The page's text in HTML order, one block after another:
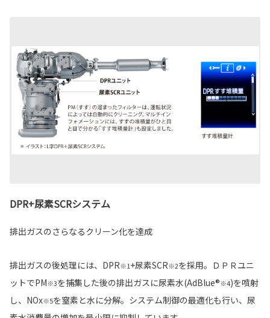
DPR+尿素SCRシステム
排出ガスのさらなるクリーン化を達成
排出ガスの後処理には、DPR※1+尿素SCR※2を採用。ＤＰＲユニ
ットでPM※3を捕集した後の排出ガスに尿素水(AdBlue®※4)を噴射
し、NOx※5を窒素と水に分解。システム制御の最適化も行い、尿